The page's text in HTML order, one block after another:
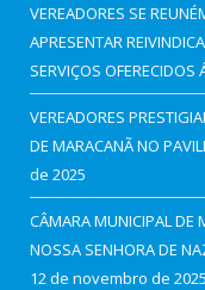
VEREADORES SE
APRESENTAR
SERVIÇOS OFERECIDOS
VEREADORES
DE MARACANÃ NO
de 2025
CÂMARA MUNICIPAL DE
NOSSA SENHORA DE
12 de novembro de 2025